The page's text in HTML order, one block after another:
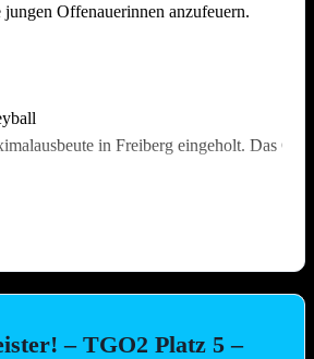
jungen Offenauerinnen anzufeuern.
in Freiberg eingeholt. Das
– TGO2 Platz 5 –